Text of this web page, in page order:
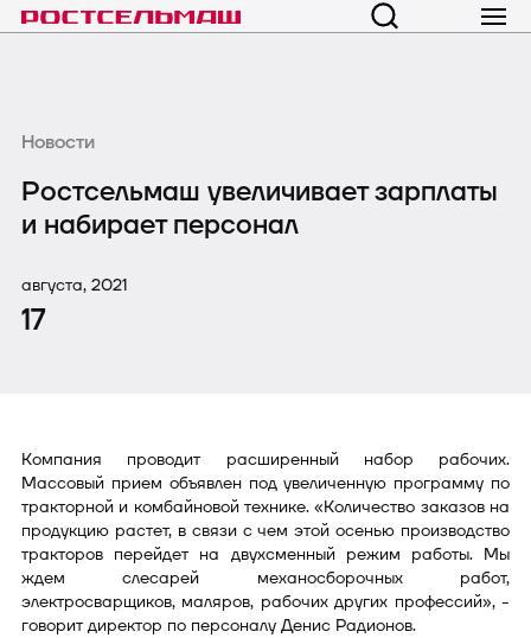
Новости
Ростсельмаш увеличивает зарплаты
и набирает персонал
августа, 2021
17
Компания проводит расширенный набор рабочих.
Массовый прием объявлен под увеличенную программу по
тракторной и комбайновой технике. «Количество заказов на
продукцию растет, в связи с чем этой осенью производство
тракторов перейдет на двухсменный режим работы. Мы
ждем слесарей механосборочных работ,
электросварщиков, маляров, рабочих других профессий», -
говорит директор по персоналу Денис Радионов.